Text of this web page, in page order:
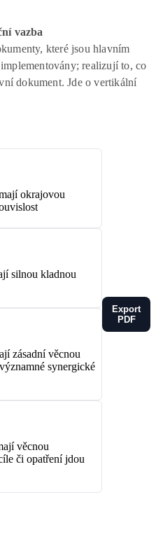
vazba
které jsou hlavním
realizují to, co
dokument. Jde o vertikální
okrajovou
silnou kladnou
zásadní věcnou
synergické
věcnou
či opatření jdou
Export
PDF